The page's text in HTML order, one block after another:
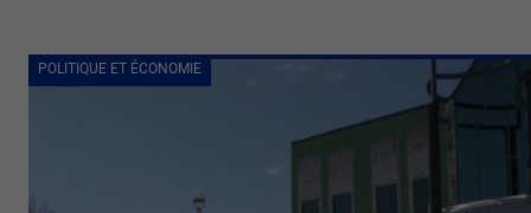
POLITIQUE ET ÉCONOMIE